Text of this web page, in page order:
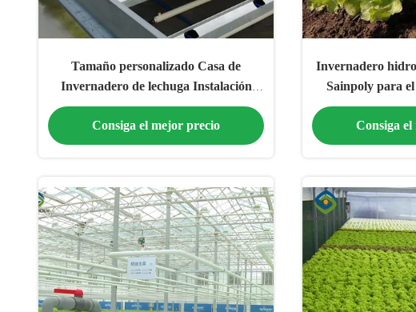
Tamaño personalizado Casa de
Invernadero de lechuga Instalación
fácil con puerta corredera / oscilante
Consiga el mejor precio
Invernadero
Sainpoly para
Consiga